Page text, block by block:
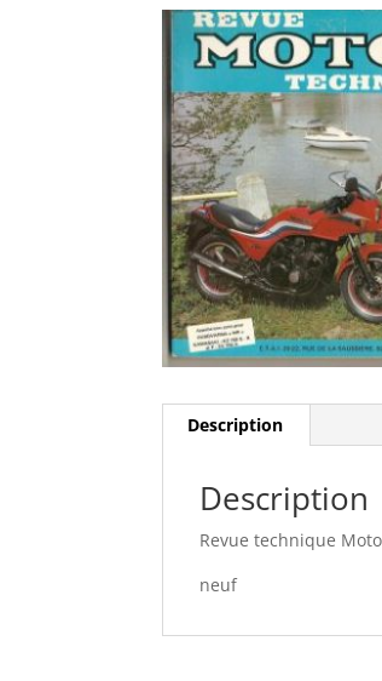
Description
Description
Revue technique
neuf